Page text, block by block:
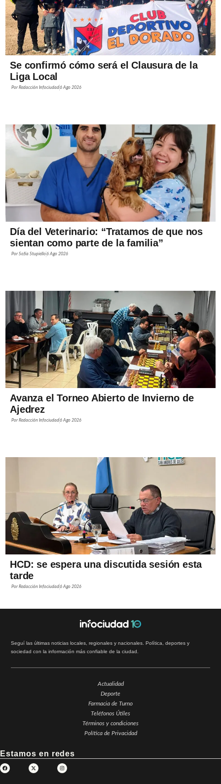
Se confirmó cómo será el Clausura de la
Liga Local
PorRedacción Infociudad6 Ago 2026
Día del Veterinario: “Tratamos de que nos
sientan como parte de la familia”
PorSofía Stupiello6 Ago 2026
Avanza el Torneo Abierto de Invierno de
Ajedrez
PorRedacción Infociudad6 Ago 2026
HCD: se espera una discutida sesión esta
tarde
PorRedacción Infociudad6 Ago 2026
Seguí las últimas noticias locales, regionales y nacionales. Política, deportes y
sociedad con la información más confiable de la ciudad.
Actualidad
Deporte
Farmacia de Turno
Teléfonos Útiles
Términos y condiciones
Política de Privacidad
Estamos en redes